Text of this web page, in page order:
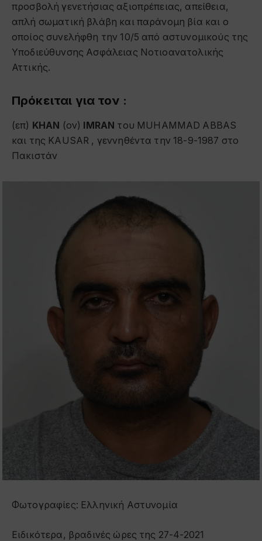
προσβολή γενετήσιας αξιοπρέπειας, απείθεια,
απλή σωματική βλάβη και παράνομη βία και ο
οποίος συνελήφθη την 10/5 από αστυνομικούς της
Υποδιεύθυνσης Ασφάλειας Νοτιοανατολικής
Αττικής.
Πρόκειται για τον :
(επ) KHAN (ον) IMRAN του MUHAMMAD ABBAS
και της KAUSAR , γεννηθέντα την 18-9-1987 στο
Πακιστάν
Φωτογραφίες: Ελληνική Αστυνομία
Ειδικότερα, βραδινές ώρες της 27-4-2021